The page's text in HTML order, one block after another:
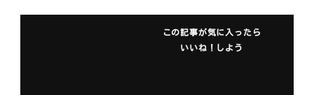
この記事が気に入ったら
いいね！しよう